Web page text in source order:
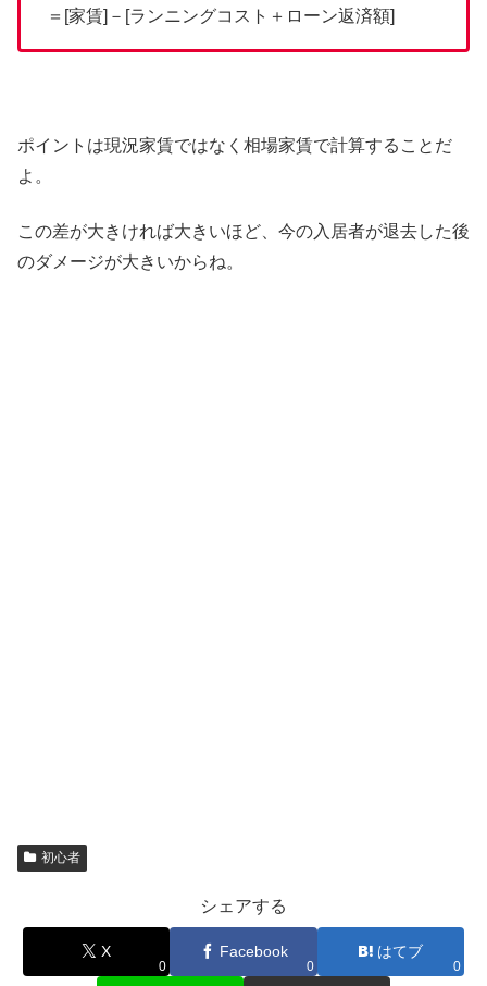
＝[家賃]－[ランニングコスト＋ローン返済額]
ポイントは現況家賃ではなく相場家賃で計算することだ
よ。
この差が大きければ大きいほど、今の入居者が退去した後
のダメージが大きいからね。
初心者
シェアする
X
0
Facebook
0
はてブ
0